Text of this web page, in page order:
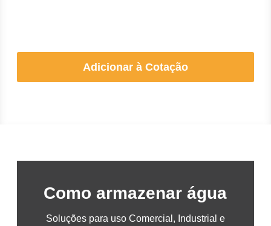
Adicionar à Cotação
Como armazenar água
Soluções para uso Comercial, Industrial e